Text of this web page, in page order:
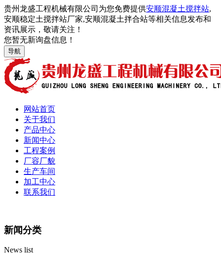
贵州龙盛工程机械有限公司为您免费提供安顺混凝土搅拌站,
安顺稳定土搅拌站厂家,安顺混凝土拌合站等相关信息发布和
资讯展示，敬请关注！
您暂无新询盘信息！
导航
网站首页
关于我们
产品中心
新闻中心
工程案例
厂容厂貌
生产车间
加工中心
联系我们
新闻分类
News list